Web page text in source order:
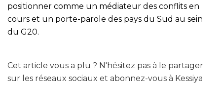
positionner comme un médiateur des conflits en
cours et un porte-parole des pays du Sud au sein
du G20.
Cet article vous a plu ? N'hésitez pas à le partager
sur les réseaux sociaux et abonnez-vous à Kessiya